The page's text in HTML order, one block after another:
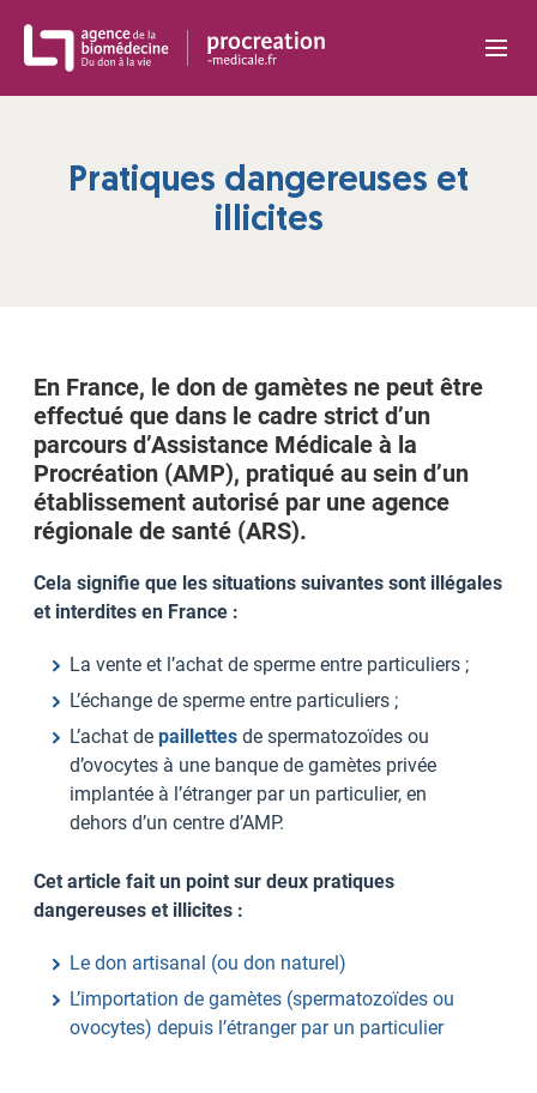
Pratiques dangereuses et
illicites
En France, le don de gamètes ne peut être
effectué que dans le cadre strict d’un
parcours d’Assistance Médicale à la
Procréation (AMP), pratiqué au sein d’un
établissement autorisé par une agence
régionale de santé (ARS).
Cela signifie que les situations suivantes sont illégales
et interdites en France :
La vente et l’achat de sperme entre particuliers ;
L’échange de sperme entre particuliers ;
L’achat de paillettes de spermatozoïdes ou
d’ovocytes à une banque de gamètes privée
implantée à l’étranger par un particulier, en
dehors d’un centre d’AMP.
Cet article fait un point sur deux pratiques
dangereuses et illicites :
Le don artisanal (ou don naturel)
L’importation de gamètes (spermatozoïdes ou
ovocytes) depuis l’étranger par un particulier